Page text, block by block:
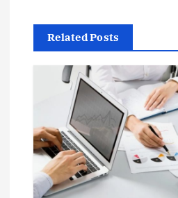
г
а
и
я
Related Posts